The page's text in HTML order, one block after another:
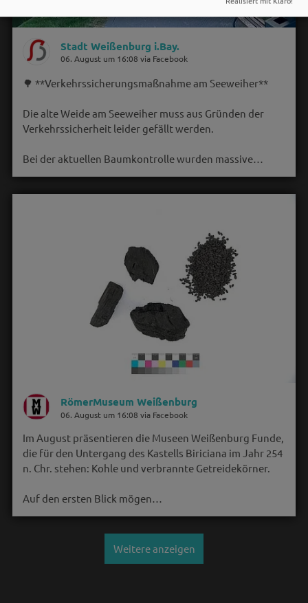
Stadt Weißenburg i.Bay.
06. August um 16:08 via Facebook
🌳 **Verkehrssicherungsmaßnahme am Seeweiher**
Die alte Weide am Seeweiher muss aus Gründen der
Verkehrssicherheit leider gefällt werden.
Bei der aktuellen Baumkontrolle wurden massive…
RömerMuseum Weißenburg
06. August um 16:08 via Facebook
Im August präsentieren die Museen Weißenburg Funde,
die für den Untergang des Kastells Biriciana im Jahr 254
n. Chr. stehen: Kohle und verbrannte Getreidekörner.
Auf den ersten Blick mögen…
Weitere anzeigen